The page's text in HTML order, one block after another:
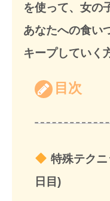
を使って、女の
あなたへの食い
キープしていく
目次
特殊テク
日目)